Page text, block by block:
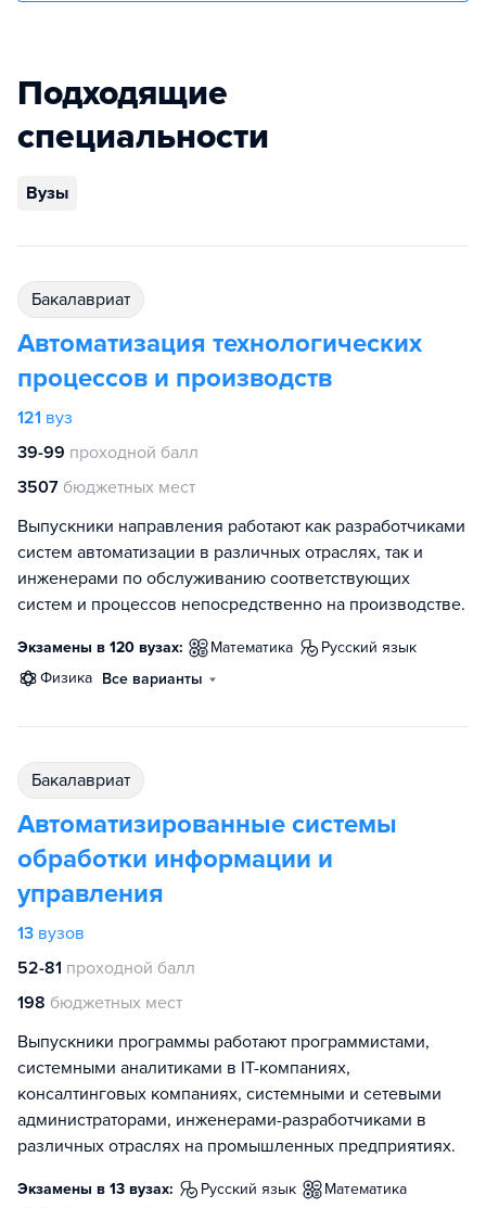
Подходящие
специальности
Вузы
бакалавриат
Автоматизация технологических
процессов и производств
121 вуз
39-99 проходной балл
3507 бюджетных мест
Выпускники направления работают как разработчиками
систем автоматизации в различных отраслях, так и
инженерами по обслуживанию соответствующих
систем и процессов непосредственно на производстве.
Экзамены в 120 вузах: математика
русский язык
физика Все варианты
бакалавриат
Автоматизированные системы
обработки информации и
управления
13 вузов
52-81 проходной балл
198 бюджетных мест
Выпускники программы работают программистами,
системными аналитиками в IT-компаниях,
консалтинговых компаниях, системными и сетевыми
администраторами, инженерами-разработчиками в
различных отраслях на промышленных предприятиях.
Экзамены в 13 вузах: русский язык
математика